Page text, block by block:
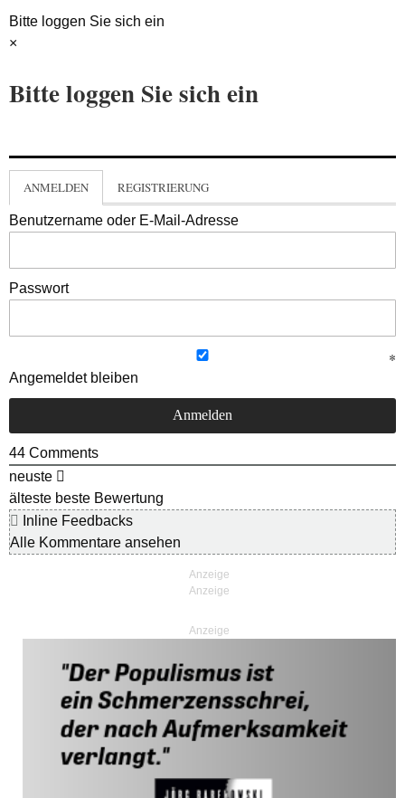
Bitte loggen Sie sich ein
×
Bitte loggen Sie sich ein
ANMELDEN REGISTRIERUNG
Benutzername oder E-Mail-Adresse
Passwort
Angemeldet bleiben
44 Comments
neuste
älteste beste Bewertung
Inline Feedbacks
Alle Kommentare ansehen
Anzeige